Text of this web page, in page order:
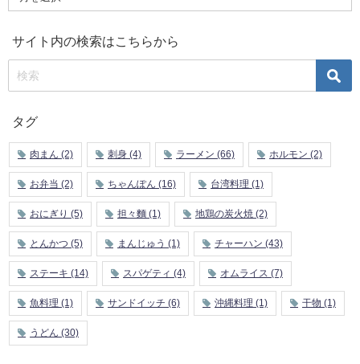
サイト内の検索はこちらから
タグ
肉まん (2) 刺身 (4) ラーメン (66) ホルモン (2)
お弁当 (2) ちゃんぽん (16) 台湾料理 (1)
おにぎり (5) 担々麵 (1) 地鶏の炭火焼 (2)
とんかつ (5) まんじゅう (1) チャーハン (43)
ステーキ (14) スパゲティ (4) オムライス (7)
魚料理 (1) サンドイッチ (6) 沖縄料理 (1) 干物 (1)
うどん (30)